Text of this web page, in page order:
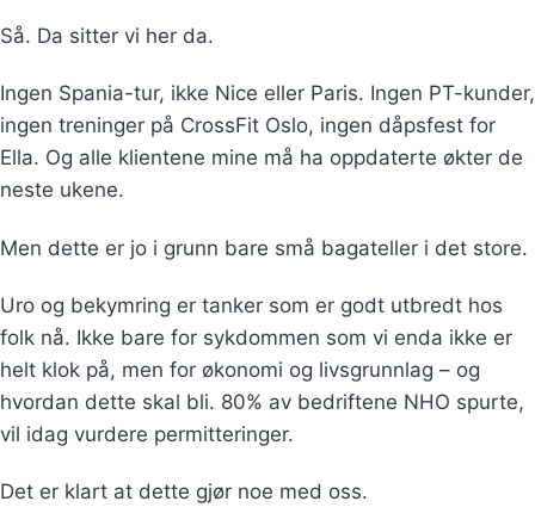
Så. Da sitter vi her da.
Ingen Spania-tur, ikke Nice eller Paris. Ingen PT-kunder,
ingen treninger på CrossFit Oslo, ingen dåpsfest for
Ella. Og alle klientene mine må ha oppdaterte økter de
neste ukene.
Men dette er jo i grunn bare små bagateller i det store.
Uro og bekymring er tanker som er godt utbredt hos
folk nå. Ikke bare for sykdommen som vi enda ikke er
helt klok på, men for økonomi og livsgrunnlag – og
hvordan dette skal bli. 80% av bedriftene NHO spurte,
vil idag vurdere permitteringer.
Det er klart at dette gjør noe med oss.